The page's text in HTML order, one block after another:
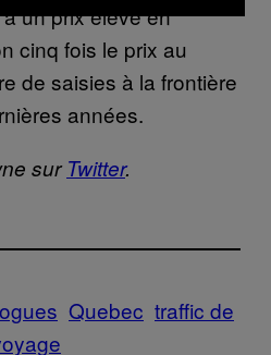
un prix élevé en
cinq fois le prix au
de saisies à la frontière
années.
surTwitter.
Quebec traffic de